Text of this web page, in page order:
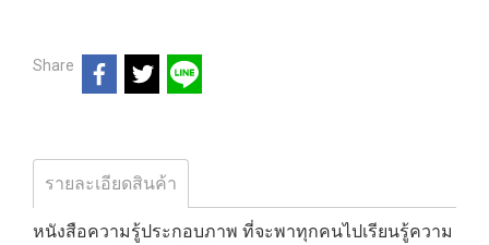
Share
รายละเอียดสินค้า
หนังสือความรู้ประกอบภาพ ที่จะพาทุกคนไปเรียนรู้ความ